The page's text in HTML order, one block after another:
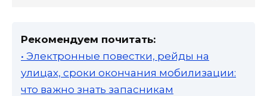
Рекомендуем почитать:
• Электронные повестки, рейды на
улицах, сроки окончания мобилизации:
что важно знать запасникам